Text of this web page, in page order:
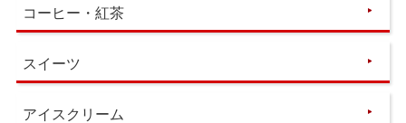
コーヒー・紅茶
スイーツ
アイスクリーム